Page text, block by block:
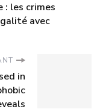
: les crimes
avec
in